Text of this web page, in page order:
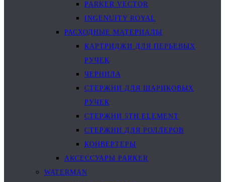
PARKER VECTOR
INGENUITY ROYAL
РАСХОДНЫЕ МАТЕРИАЛЫ
КАРТРИДЖИ ДЛЯ ПЕРЬЕВЫХ
РУЧЕК
ЧЕРНИЛА
СТЕРЖНИ ДЛЯ ШАРИКОВЫХ
РУЧЕК
СТЕРЖНИ 5TH ELEMENT
СТЕРЖНИ ДЛЯ РОЛЛЕРОВ
КОНВЕРТЕРЫ
АКСЕССУАРЫ PARKER
WATERMAN